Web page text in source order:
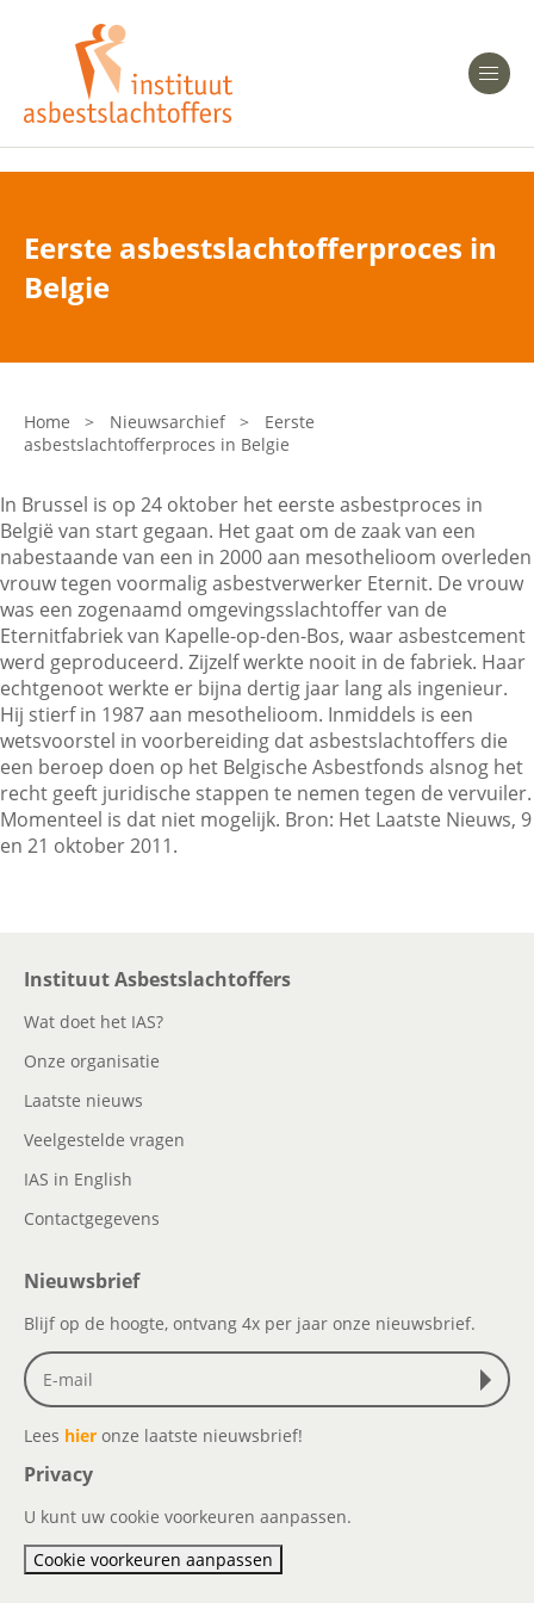
Heeft u Mesothelioom?
Heeft u Asbestose?
Bent u arts?
Asbest en Gezondheid
Laatste nieuws
Onze organisatie
Veelgestelde vragen
Contactgegevens
Zoeken
Eerste asbestslachtofferproces in
Belgie
Home > Nieuwsarchief >
Eerste
asbestslachtofferproces in Belgie
In Brussel is op 24 oktober het eerste asbestproces in
België van start gegaan. Het gaat om de zaak van een
nabestaande van een in 2000 aan mesothelioom overleden
vrouw tegen voormalig asbestverwerker Eternit. De vrouw
was een zogenaamd omgevingsslachtoffer van de
Eternitfabriek van Kapelle-op-den-Bos, waar asbestcement
werd geproduceerd. Zijzelf werkte nooit in de fabriek. Haar
echtgenoot werkte er bijna dertig jaar lang als ingenieur.
Hij stierf in 1987 aan mesothelioom. Inmiddels is een
wetsvoorstel in voorbereiding dat asbestslachtoffers die
een beroep doen op het Belgische Asbestfonds alsnog het
recht geeft juridische stappen te nemen tegen de vervuiler.
Momenteel is dat niet mogelijk. Bron: Het Laatste Nieuws, 9
en 21 oktober 2011.
Instituut Asbestslachtoffers
Wat doet het IAS?
Onze organisatie
Laatste nieuws
Veelgestelde vragen
IAS in English
Contactgegevens
Nieuwsbrief
Blijf op de hoogte, ontvang 4x per jaar onze nieuwsbrief.
Lees hier onze laatste nieuwsbrief!
Privacy
U kunt uw cookie voorkeuren aanpassen.
Cookie voorkeuren aanpassen